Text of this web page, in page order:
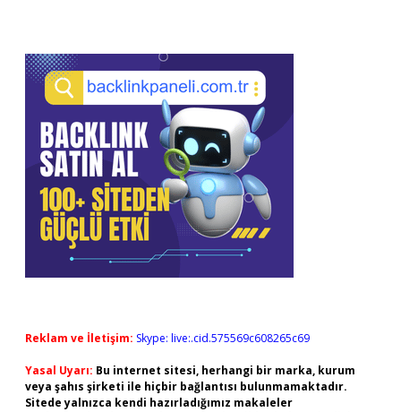
Sidebar
Reklam ve İletişim: Skype: live:.cid.575569c608265c69
Yasal Uyarı: Bu internet sitesi, herhangi bir marka, kurum
veya şahıs şirketi ile hiçbir bağlantısı bulunmamaktadır.
Sitede yalnızca kendi hazırladığımız makaleler